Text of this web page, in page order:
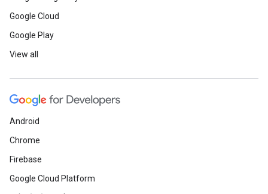
Google Cloud
Google Play
View all
Android
Chrome
Firebase
Google Cloud Platform